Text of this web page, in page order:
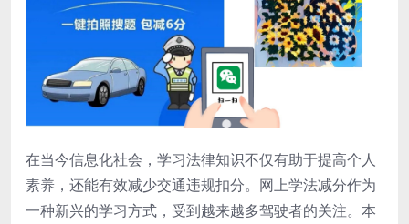
在当今信息化社会，学习法律知识不仅有助于提高个人
素养，还能有效减少交通违规扣分。网上学法减分作为
一种新兴的学习方式，受到越来越多驾驶者的关注。本